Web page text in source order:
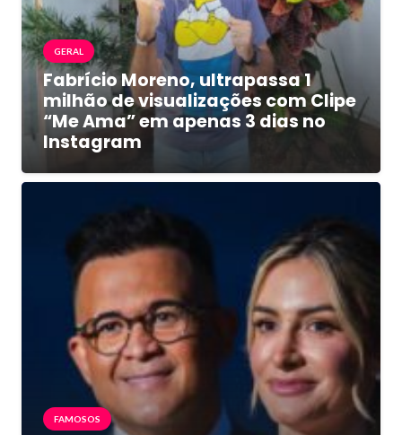
GERAL
Fabrício Moreno, ultrapassa 1
milhão de visualizações com Clipe
“Me Ama” em apenas 3 dias no
Instagram
FAMOSOS